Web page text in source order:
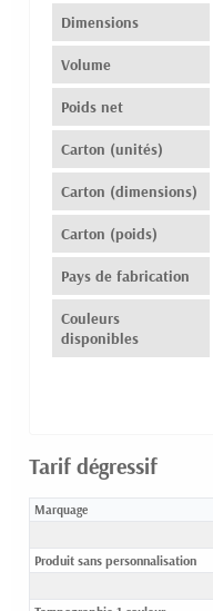
Dimensions
Volume
Poids net
Carton (unités)
Carton (dimensions)
Carton (poids)
Pays de fabrication
Couleurs
disponibles
Tarif dégressif
Marquage
Produit sans personnalisation